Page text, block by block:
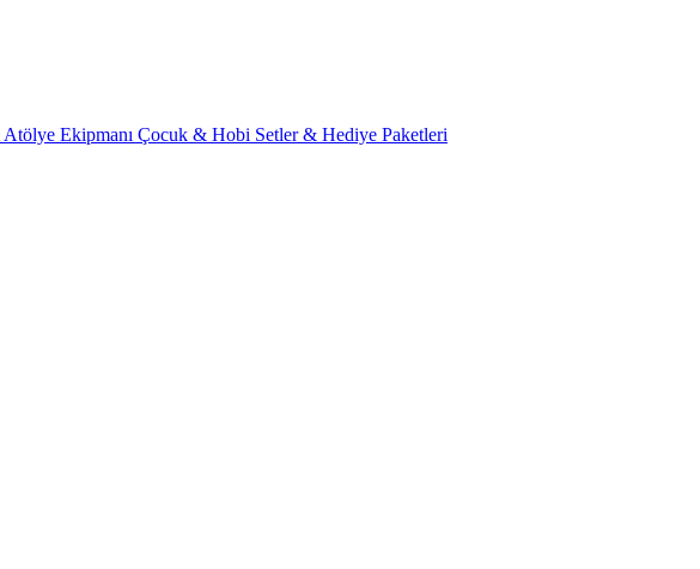
Atölye Ekipmanı Çocuk & Hobi Setler & Hediye Paketleri